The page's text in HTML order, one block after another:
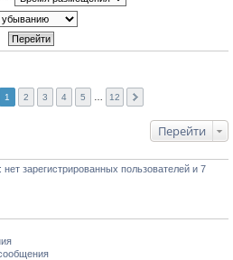
1 2 3 4 5 12
Перейти
зарегистрированных пользователей и 7